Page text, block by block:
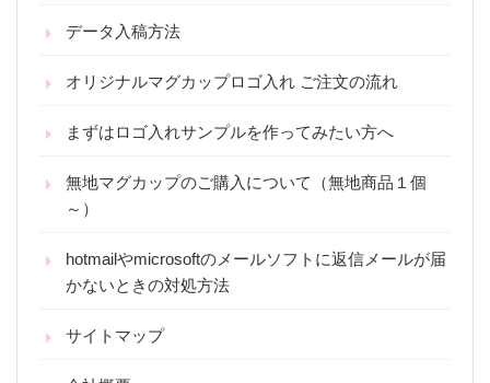
データ入稿方法
オリジナルマグカップロゴ入れ ご注文の流れ
まずはロゴ入れサンプルを作ってみたい方へ
無地マグカップのご購入について（無地商品１個
～）
hotmailやmicrosoftのメールソフトに返信メールが届
かないときの対処方法
サイトマップ